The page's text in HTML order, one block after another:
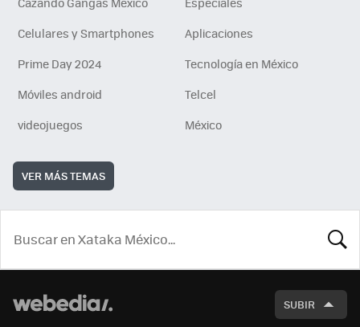
Celulares y Smartphones
Aplicaciones
Prime Day 2024
Tecnología en México
Móviles android
Telcel
videojuegos
México
VER MÁS TEMAS
SUBIR